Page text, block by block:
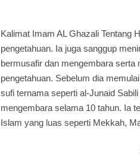
Kalimat Imam AL Ghazali Tentang
pengetahuan. Ia juga sanggup
bermusafir dan mengembara serta
pengetahuan. Sebelum dia
sufi ternama seperti al-Junaid
mengembara selama 10 tahun. Ia
Islam yang luas seperti Mekkah,